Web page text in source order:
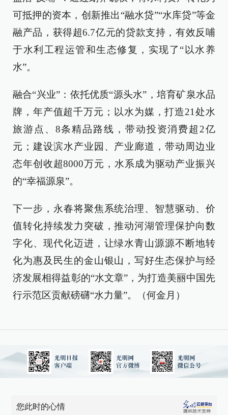
可抵押的资本，创新推出“融水贷”“水库贷”等金
融产品，获得超6.7亿元的贷款支持，有效反哺
于水利工程运管和生态修复，实现了“以水养
水”。
融合“兴业”：依托优质“源头水”，培育矿泉水品
牌，年产值超千万元；以水为媒，打造21处水
旅游点、8条精品路线，带动投资消费超2亿
元；建设滨水产业园、产业廊道，带动周边业
态年创收超8000万元，水系成为驱动产业振兴
的“幸福源泉”。
下一步，永春将聚焦系统治理、智慧驱动、价
值转化持续发力突破，推动河湖管理保护向数
字化、现代化迈进，让绿水青山源源不断地转
化为惠及民生的金山银山，写好生态保护与经
济发展相得益彰的“水文章”，为打造美丽中国先
行示范区贡献磅礴“水力量”。（何金月）
您此时的心情